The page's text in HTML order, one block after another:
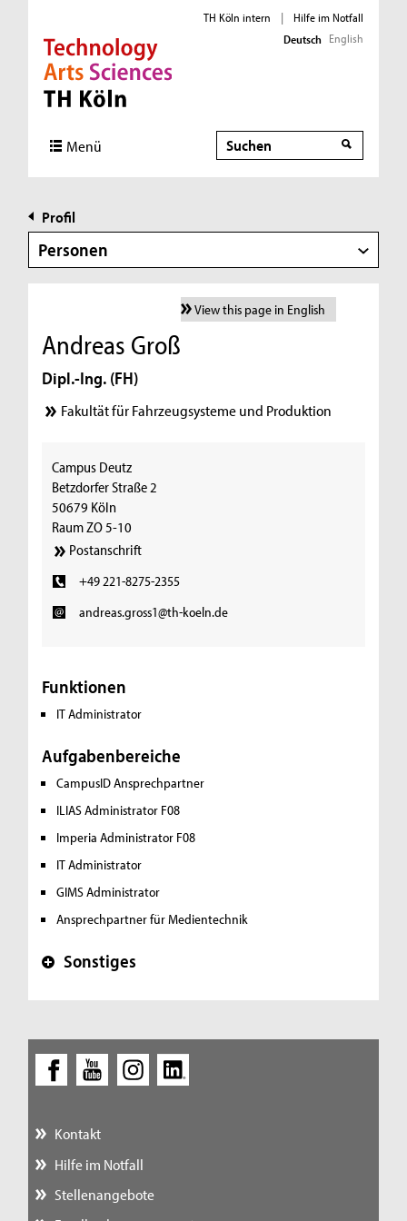
Direkt zur Hauptnavigation
Direkt zur Subnavigation
Direkt zum Inhalt
Direkt zum Fußbereich
TH Köln intern |
Hilfe im Notfall
Deutsch English
Menü Suche
Profil
Personen
View this page in English
Andreas Groß
Dipl.-Ing. (FH)
Fakultät für Fahrzeugsysteme und Produktion
Campus Deutz
Betzdorfer Straße 2
50679 Köln
Raum ZO 5-10
Postanschrift
+49 221-8275-2355
andreas.gross1@th-koeln.de
Funktionen
IT Administrator
Aufgabenbereiche
CampusID Ansprechpartner
ILIAS Administrator F08
Imperia Administrator F08
IT Administrator
GIMS Administrator
Ansprechpartner für Medientechnik
+ Sonstiges
Kontakt
Hilfe im Notfall
Stellenangebote